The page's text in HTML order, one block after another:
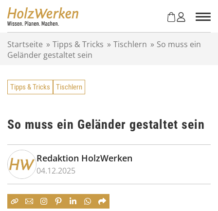
Startseite » Tipps & Tricks » Tischlern » So muss ein
Geländer gestaltet sein
Tipps & Tricks Tischlern
So muss ein Geländer gestaltet sein
Redaktion HolzWerken
04.12.2025